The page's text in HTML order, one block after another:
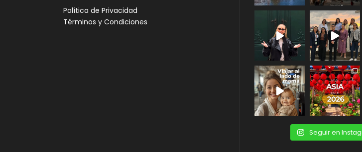
Política de Privacidad
Términos y Condiciones
Seguir en